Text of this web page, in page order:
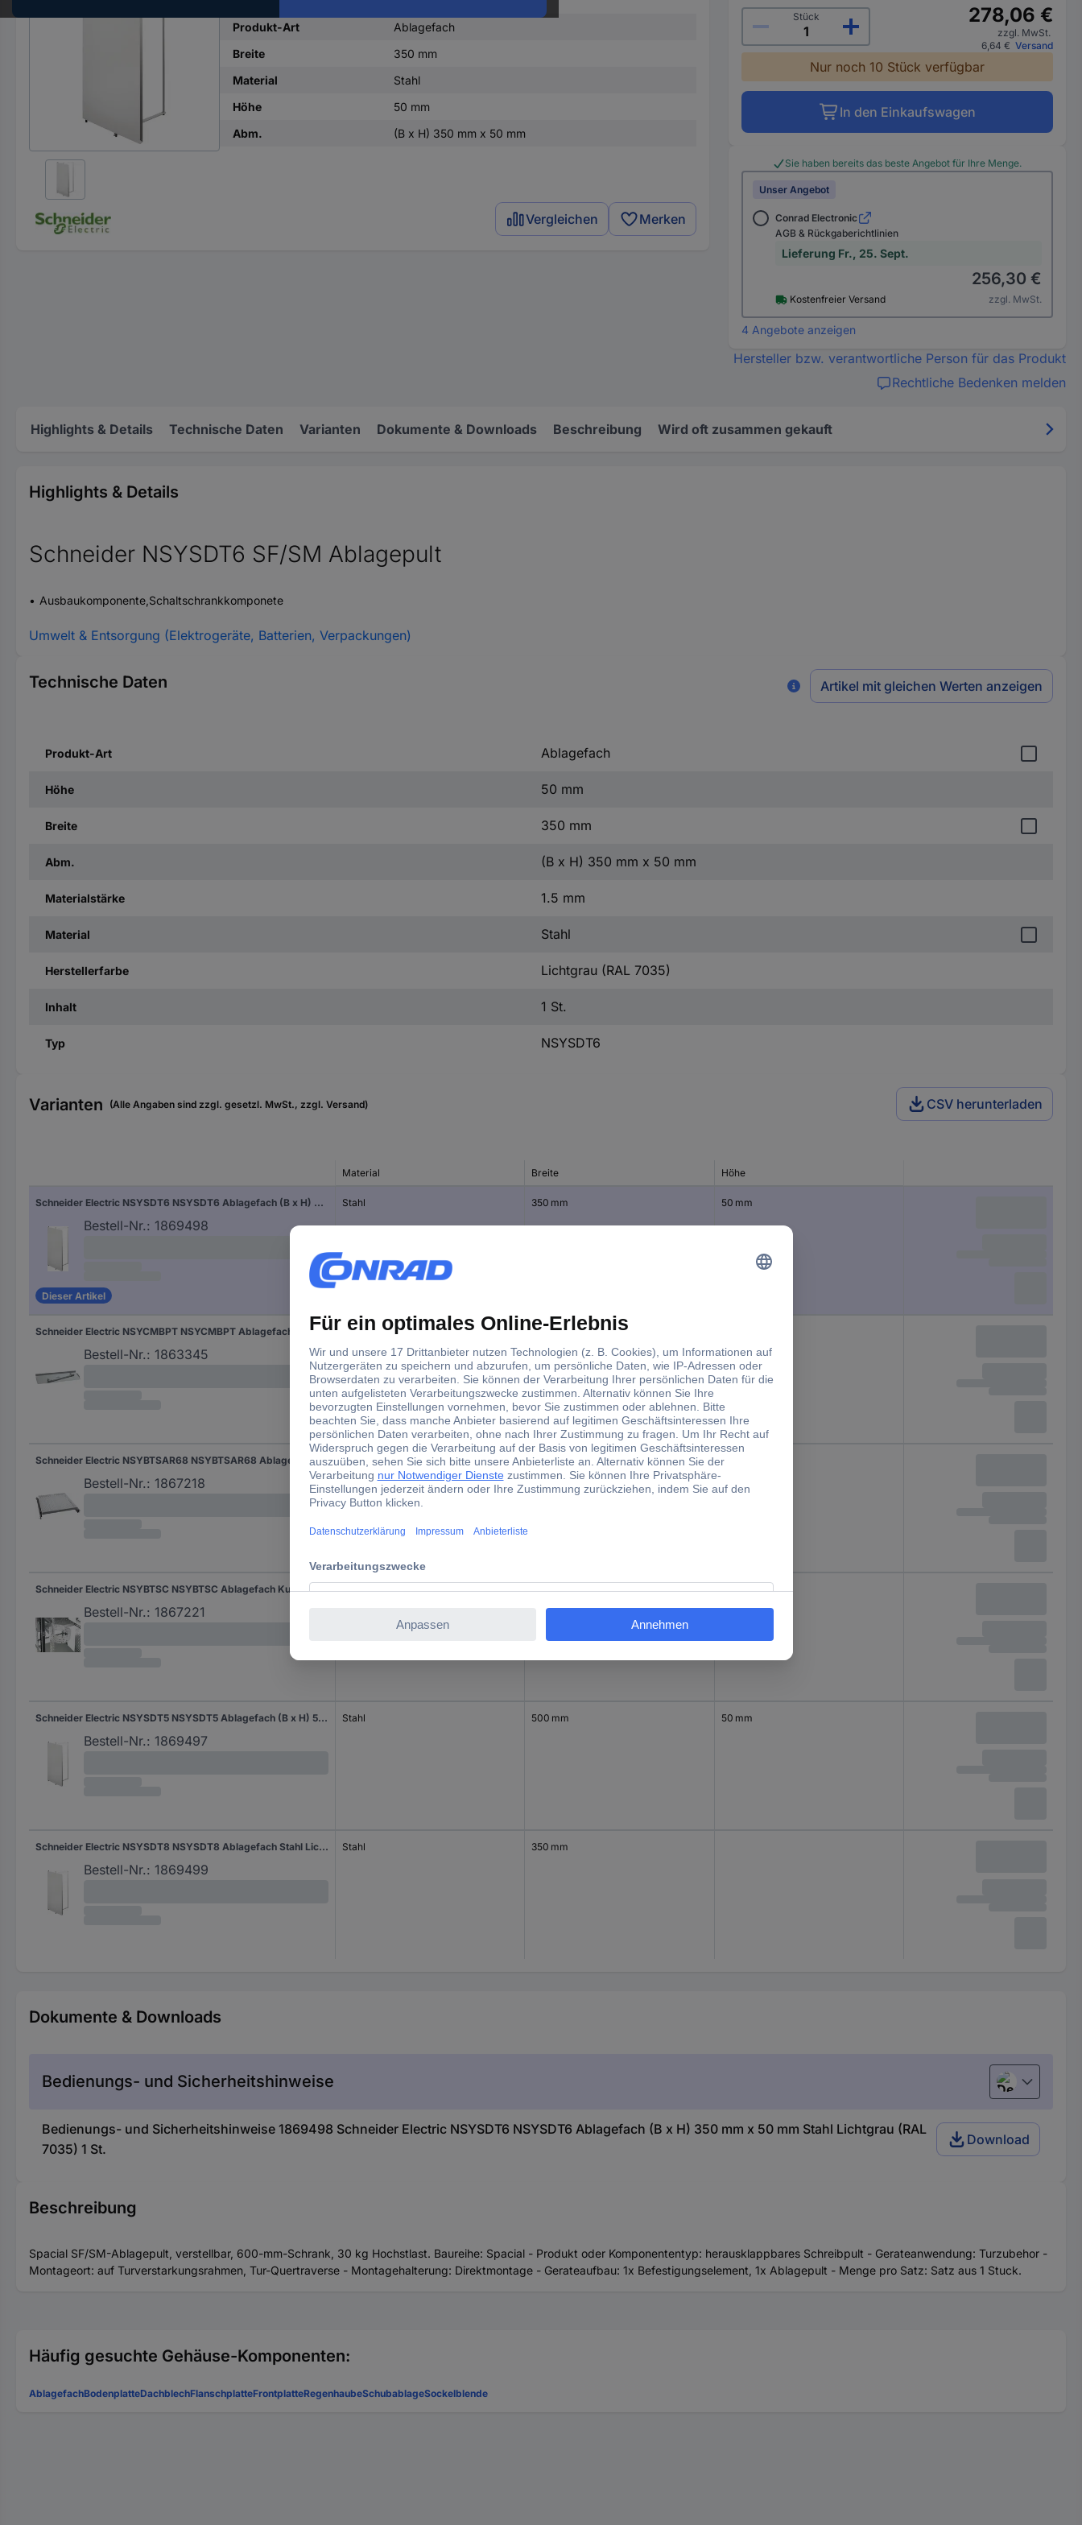
Produkt-Art
Ablagefach
Breite
350 mm
Material
Stahl
Höhe
50 mm
Abm.
(B x H) 350 mm x 50 mm
Vergleichen Merken
Stück
278,06 €
zzgl. MwSt.
6,64 € Versand
Nur noch 10 Stück verfügbar
In den Einkaufswagen
Sie haben bereits das beste Angebot für Ihre Menge.
Unser Angebot
Conrad Electronic
AGB & Rückgaberichtlinien
Lieferung Fr., 25. Sept.
Kostenfreier Versand
256,30 €
zzgl. MwSt.
4 Angebote anzeigen
Hersteller bzw. verantwortliche Person für das Produkt
Rechtliche Bedenken melden
Highlights & Details Technische Daten Varianten Dokumente & Downloads Beschreibung Wird oft zusammen gekauft
Highlights & Details
Schneider NSYSDT6 SF/SM Ablagepult
Ausbaukomponente,Schaltschrankkomponete
Umwelt & Entsorgung (Elektrogeräte, Batterien, Verpackungen)
Technische Daten Artikel mit gleichen Werten anzeigen
Produkt-Art Ablagefach
Höhe 50 mm
Breite 350 mm
Abm. (B x H) 350 mm x 50 mm
Materialstärke 1.5 mm
Material Stahl
Herstellerfarbe Lichtgrau (RAL 7035)
Inhalt 1 St.
Typ NSYSDT6
Varianten (Alle Angaben sind zzgl. gesetzl. MwSt., zzgl. Versand) CSV herunterladen
Material Breite Höhe
Schneider Electric NSYSDT6 NSYSDT6 Ablagefach (B x H) 350 mm x 50 mm Stahl Lichtgrau (RAL 7035) 1 St.
Bestell-Nr.: 1869498
Dieser Artikel
Stahl 350 mm 50 mm
Schneider Electric NSYCMBPT NSYCMBPT Ablagefach (B x H) 500 mm x 21.5 mm Stahl Lichtgrau (RAL 7035) 1 St.
Bestell-Nr.: 1863345
Stahl 500 mm
Schneider Electric NSYBTSAR68 NSYBTSAR68 Ablagefach Stahl Lichtgrau (RAL 7035) 1 St.
Bestell-Nr.: 1867218
Stahl
Schneider Electric NSYBTSC NSYBTSC Ablagefach Kunststoff 1 St.
Bestell-Nr.: 1867221
Kunststoff
Schneider Electric NSYSDT5 NSYSDT5 Ablagefach (B x H) 500 mm x 50 mm Stahl Lichtgrau (RAL 7035) 1 St.
Bestell-Nr.: 1869497
Stahl 500 mm 50 mm
Schneider Electric NSYSDT8 NSYSDT8 Ablagefach Stahl Lichtgrau (RAL 7035) 1 St.
Bestell-Nr.: 1869499
Stahl 350 mm
Dokumente & Downloads
Bedienungs- und Sicherheitshinweise Deutsch
Bedienungs- und Sicherheitshinweise 1869498 Schneider Electric NSYSDT6 NSYSDT6 Ablagefach (B x H) 350 mm x 50 mm Stahl Lichtgrau (RAL
7035) 1 St.
Download
Beschreibung
Spacial SF/SM-Ablagepult, verstellbar, 600-mm-Schrank, 30 kg Hochstlast. Baureihe: Spacial - Produkt oder Komponententyp: herausklappbares Schreibpult - Gerateanwendung: Turzubehor -
Montageort: auf Turverstarkungsrahmen, Tur-Quertraverse - Montagehalterung: Direktmontage - Gerateaufbau: 1x Befestigungselement, 1x Ablagepult - Menge pro Satz: Satz aus 1 Stuck.
Häufig gesuchte Gehäuse-Komponenten:
AblagefachBodenplatteDachblechFlanschplatteFrontplatteRegenhaubeSchubablageSockelblende